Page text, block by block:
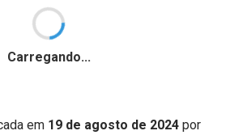
Carregando...
em 19 de agosto de 2024 por